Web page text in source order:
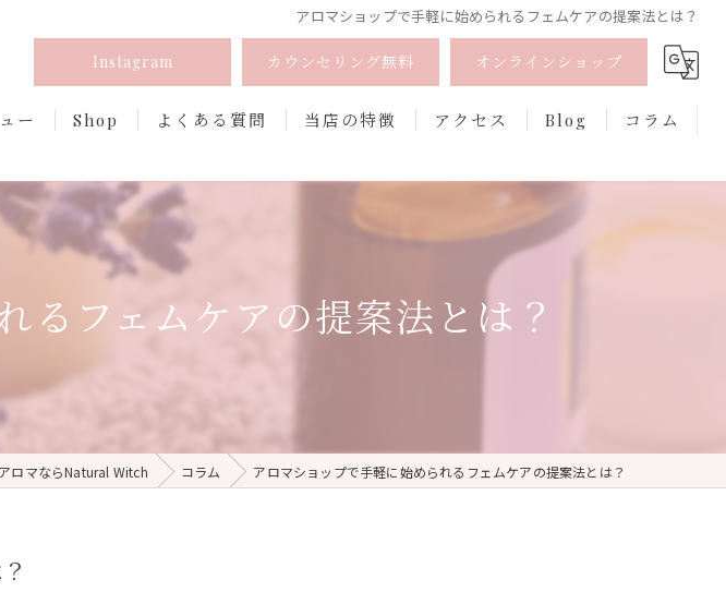
アロマショップで手軽に始められるフェムケアの提案法とは？
Instagram カウンセリング無料 オンラインショップ
ー Shop よくある質問 当店の特徴
フェムケア
アクセス Blog コラム
るフェムケアの提案法とは？
ロマならNatural Witch コラム アロマショップで手軽に始められるフェムケアの提案法とは？